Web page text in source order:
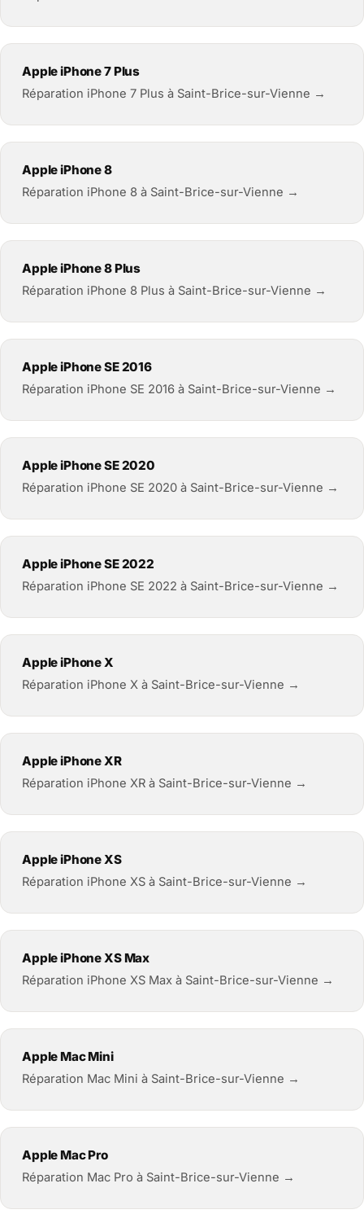
Apple iPhone 7 Plus
Réparation iPhone 7 Plus à Saint-Brice-sur-Vienne →
Apple iPhone 8
Réparation iPhone 8 à Saint-Brice-sur-Vienne →
Apple iPhone 8 Plus
Réparation iPhone 8 Plus à Saint-Brice-sur-Vienne →
Apple iPhone SE 2016
Réparation iPhone SE 2016 à Saint-Brice-sur-Vienne →
Apple iPhone SE 2020
Réparation iPhone SE 2020 à Saint-Brice-sur-Vienne →
Apple iPhone SE 2022
Réparation iPhone SE 2022 à Saint-Brice-sur-Vienne →
Apple iPhone X
Réparation iPhone X à Saint-Brice-sur-Vienne →
Apple iPhone XR
Réparation iPhone XR à Saint-Brice-sur-Vienne →
Apple iPhone XS
Réparation iPhone XS à Saint-Brice-sur-Vienne →
Apple iPhone XS Max
Réparation iPhone XS Max à Saint-Brice-sur-Vienne →
Apple Mac Mini
Réparation Mac Mini à Saint-Brice-sur-Vienne →
Apple Mac Pro
Réparation Mac Pro à Saint-Brice-sur-Vienne →